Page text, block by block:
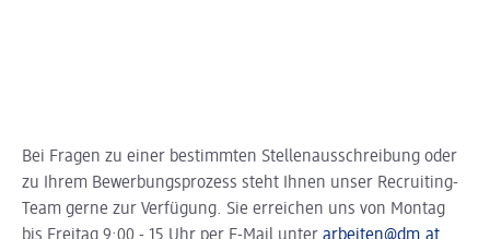
Bei Fragen zu einer bestimmten Stellenausschreibung oder
zu Ihrem Bewerbungsprozess steht Ihnen unser Recruiting-
Team gerne zur Verfügung. Sie erreichen uns von Montag